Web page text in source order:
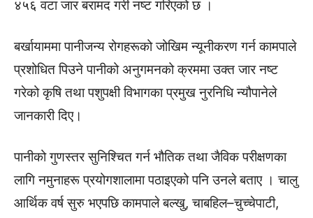
४५६ वटा जार बरामद गरी नष्ट गरिएको छ ।
बर्खायाममा पानीजन्य रोगहरूको जोखिम न्यूनीकरण गर्न कामपाले
प्रशोधित पिउने पानीको अनुगमनको क्रममा उक्त जार नष्ट
गरेको कृषि तथा पशुपक्षी विभागका प्रमुख नुरनिधि न्यौपानेले
जानकारी दिए।
पानीको गुणस्तर सुनिश्चित गर्न भौतिक तथा जैविक परीक्षणका
लागि नमुनाहरू प्रयोगशालामा पठाइएको पनि उनले बताए । चालु
आर्थिक वर्ष सुरु भएपछि कामपाले बल्खु, चाबहिल–चुच्चेपाटी,